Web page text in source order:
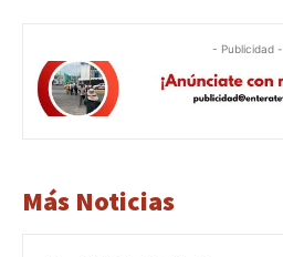
- Publicidad -
Más Noticias